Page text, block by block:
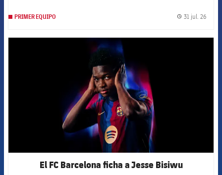
PRIMER EQUIPO 31 jul. 26
FCB Barcelona badge
El FC Barcelona ficha a Jesse Bisiwu